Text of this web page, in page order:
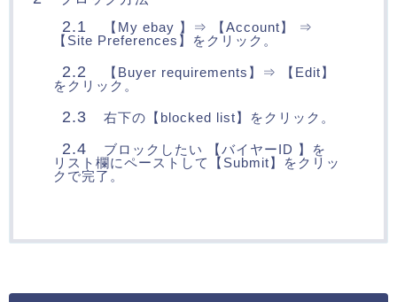
2.1
【My ebay 】⇒ 【Account】 ⇒
【Site Preferences】をクリック。
2.2
【Buyer requirements】⇒ 【Edit】
をクリック。
2.3 右下の【blocked list】をクリック。
2.4
ブロックしたい 【バイヤーID 】を
リスト欄にペーストして【Submit】をクリッ
クで完了。